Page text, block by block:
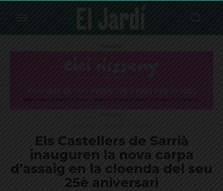
Publicitat
Publicitat
Els Castellers de Sarrià
inauguren la nova carpa
d’assaig en la cloenda del seu
25è aniversari